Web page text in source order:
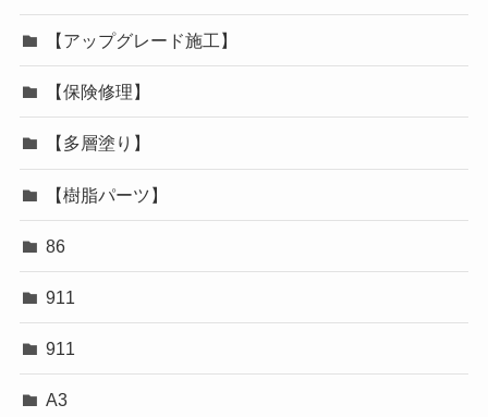
【アップグレード施工】
【保険修理】
【多層塗り】
【樹脂パーツ】
86
911
911
A3